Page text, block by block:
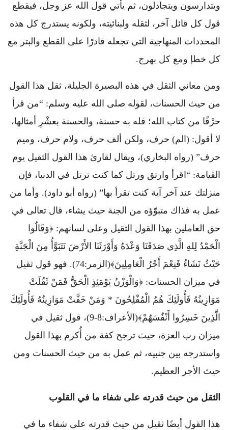
ويتدارسون ويتجادلون، ثم يأتي قول الله عز وجل، فيقطع
قول كل قائل آخر، لثقله ولبنائيته، ولكونه يستدرج كل هذه
المحددات المنهاجية التي تجعله قادرًا على القطع والبتر مع
كل خطإ ومع كل بهرج.
ومن معاني الثقل في هذه البصيرة الجليلة، ثقل هذا القول
من حيث الحسنات، لقوله صلى الله عليه وسلم: “من قرأ
حرْفًا من كتاب الله؛ فله به حسنة، والحسنة بعشْرِ أمثالها،
لا أقول: (الم) حرف، ولكن ألف حرف، ولام حرف، وميم
حرف” (رواه البخاري)، ويقال لقارئ هذا القول الثقيل يوم
القيامة: “اقرأ وارتق ورتل كما كنت ترتل في الدنيا، فإن
منزلتك عند آخر آية كنت تقرأ بها” (رواه أبو داود). وأما من
عمل به فذاك متبوّؤه من الجنة حيث يشاء، قال تعالى في
حق العاملين بهذا القول الثقيل وعلى لسانهم: ﴿وَقَالُوا
الْحَمْدُ لِلهِ الَّذِي صَدَقَنَا وَعْدَهُ وَأَوْرَثَنَا الأَرْضَ نَتَبَوَّأُ مِنَ الْجَنَّةِ
حَيْثُ نَشَاءُ فَنِعْمَ أَجْرُ الْعَامِلِينَ﴾(الزمر:74). فهو قول ثقيل
في ميزان الحسنات: ﴿وَالْوَزْنُ يَوْمَئِذٍ الْحَقُّ فَمَنْ ثَقُلَتْ
مَوَازِينُهُ فَأُولَئِكَ هُمُ الْمُفْلِحُونَ * وَمَنْ خَفَّتْ مَوَازِينُهُ فَأُولَئِكَ
الَّذِينَ خَسِرُوا أَنْفُسَهُمْ﴾(الأعراف:8-9)، قول ثقيل في
ميزان رب العزة، حيث ترجح كفة من أُكرم بهذا القول
واستدرجه بين جنبيه، ثم عمل به من حيث الحسنات ومن
حيث الأجر العظيم.
الثقل من حيث قدرته على شفاء ما في القلوب
هذا القول أيضًا ثقيل من حيث قدرته على شفاء ما في